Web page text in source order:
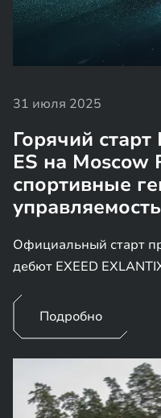
31 июля 2025
Горячий старт
ES на Moscow
спортивные
управляемость
Официальный старт
дебют EXEED
Подробно